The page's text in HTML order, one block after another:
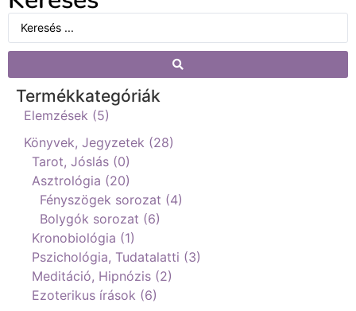
Termékkategóriák
Elemzések (5)
Könyvek, Jegyzetek (28)
Tarot, Jóslás (0)
Asztrológia (20)
Fényszögek sorozat (4)
Bolygók sorozat (6)
Kronobiológia (1)
Pszichológia, Tudatalatti (3)
Meditáció, Hipnózis (2)
Ezoterikus írások (6)